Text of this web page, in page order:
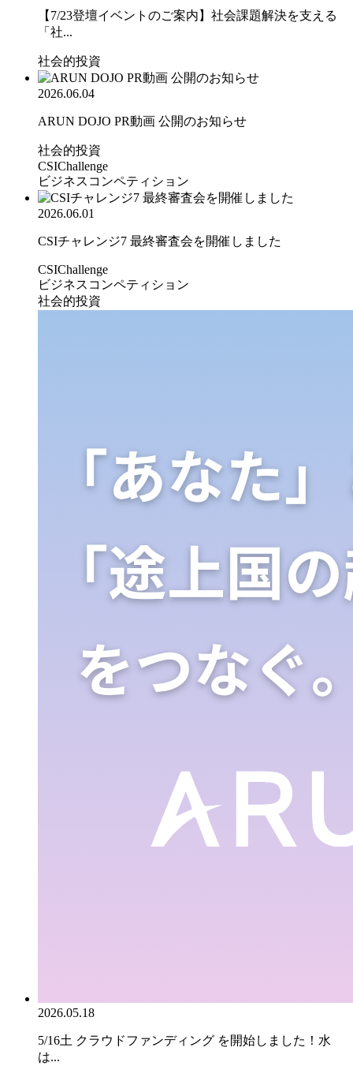
【7/23登壇イベントのご案内】社会課題解決を支える
「社...
社会的投資
2026.06.04
ARUN DOJO PR動画 公開のお知らせ
社会的投資
CSIChallenge
ビジネスコンペティション
2026.06.01
CSIチャレンジ7 最終審査会を開催しました
CSIChallenge
ビジネスコンペティション
社会的投資
2026.05.18
5/16土 クラウドファンディング を開始しました！水
は...